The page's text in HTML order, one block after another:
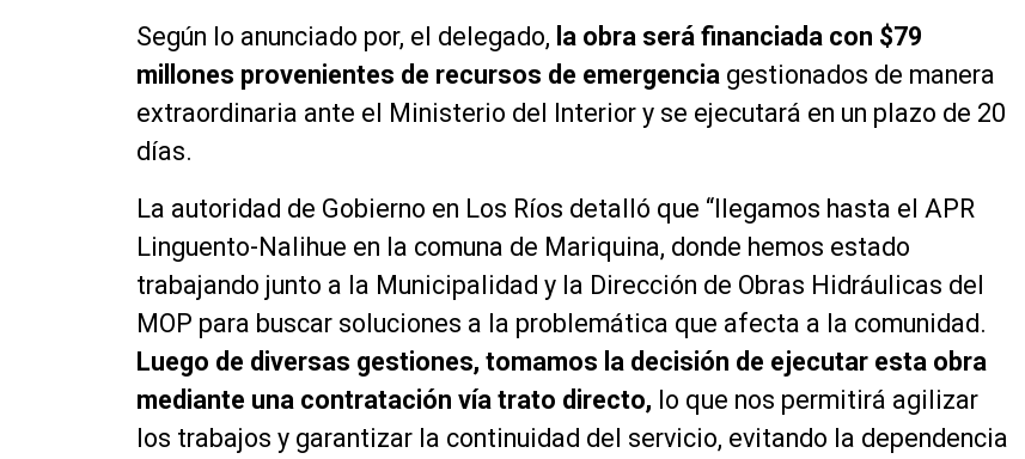
Según lo anunciado por, el delegado, la obra será financiada con $79
millones provenientes de recursos de emergencia gestionados de manera
extraordinaria ante el Ministerio del Interior y se ejecutará en un plazo de 20
días.
La autoridad de Gobierno en Los Ríos detalló que “llegamos hasta el APR
Linguento-Nalihue en la comuna de Mariquina, donde hemos estado
trabajando junto a la Municipalidad y la Dirección de Obras Hidráulicas del
MOP para buscar soluciones a la problemática que afecta a la comunidad.
Luego de diversas gestiones, tomamos la decisión de ejecutar esta obra
mediante una contratación vía trato directo, lo que nos permitirá agilizar
los trabajos y garantizar la continuidad del servicio, evitando la dependencia